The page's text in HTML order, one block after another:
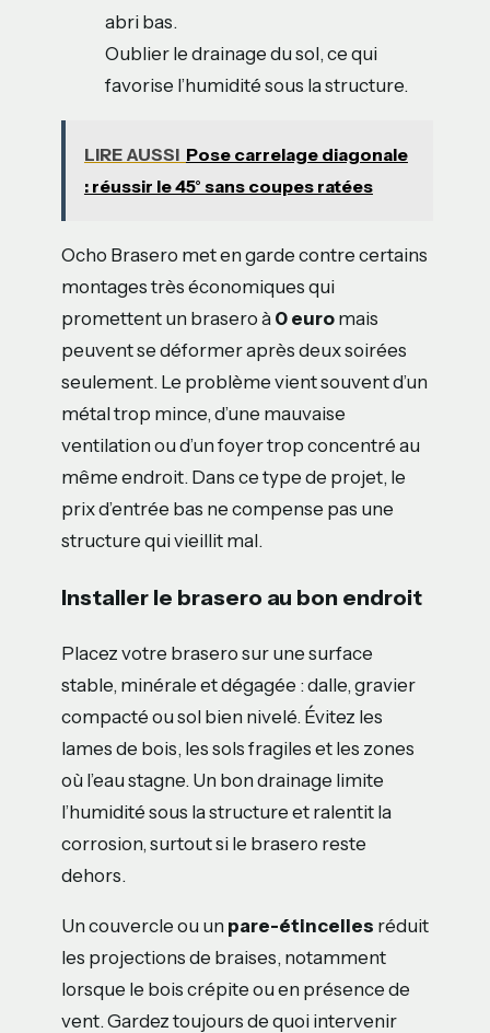
abri bas.
Oublier le drainage du sol, ce qui
favorise l’humidité sous la structure.
LIRE AUSSI Pose carrelage diagonale
: réussir le 45° sans coupes ratées
Ocho Brasero met en garde contre certains
montages très économiques qui
promettent un brasero à 0 euro mais
peuvent se déformer après deux soirées
seulement. Le problème vient souvent d’un
métal trop mince, d’une mauvaise
ventilation ou d’un foyer trop concentré au
même endroit. Dans ce type de projet, le
prix d’entrée bas ne compense pas une
structure qui vieillit mal.
Installer le brasero au bon endroit
Placez votre brasero sur une surface
stable, minérale et dégagée : dalle, gravier
compacté ou sol bien nivelé. Évitez les
lames de bois, les sols fragiles et les zones
où l’eau stagne. Un bon drainage limite
l’humidité sous la structure et ralentit la
corrosion, surtout si le brasero reste
dehors.
Un couvercle ou un pare-étincelles réduit
les projections de braises, notamment
lorsque le bois crépite ou en présence de
vent. Gardez toujours de quoi intervenir